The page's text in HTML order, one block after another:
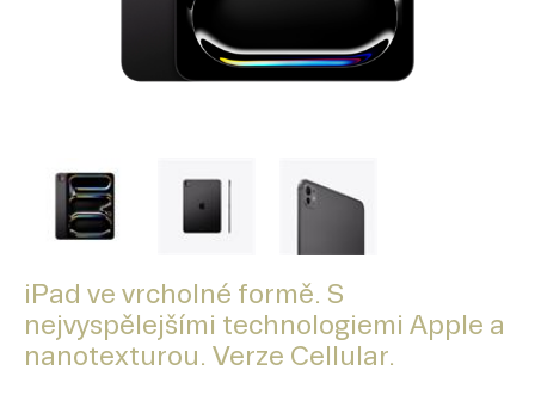
iPad ve vrcholné formě. S
nejvyspělejšími technologiemi Apple a
nanotexturou. Verze Cellular.